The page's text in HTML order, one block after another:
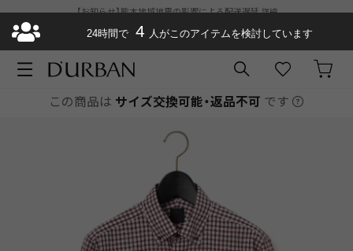
【お知らせ】熊本地域地震の影響による配送遅延詳細
ダーバン公式オンラインストアがリニューアルオープン ¥11,000以上で送料
無料
お急ぎ便が選べるようになりました
この商品は サイズ交換可能・返品不可 です
24時間で 4 人がこのアイテムを検討しています